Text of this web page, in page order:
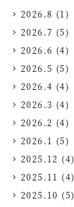
2026.8 (1)
2026.7 (5)
2026.6 (4)
2026.5 (5)
2026.4 (4)
2026.3 (4)
2026.2 (4)
2026.1 (5)
2025.12 (4)
2025.11 (4)
2025.10 (5)